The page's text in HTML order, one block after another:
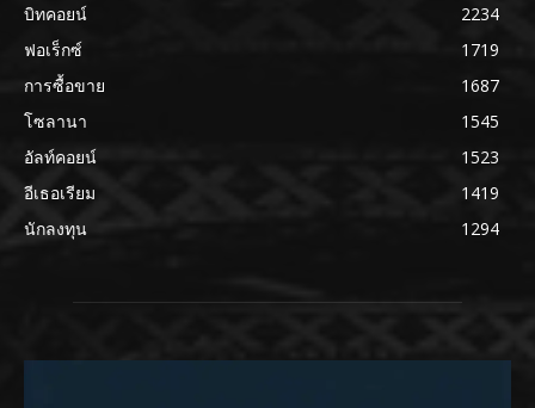
บิทคอยน์
2234
ฟอเร็กซ์
1719
การซื้อขาย
1687
โซลานา
1545
อัลท์คอยน์
1523
อีเธอเรียม
1419
นักลงทุน
1294